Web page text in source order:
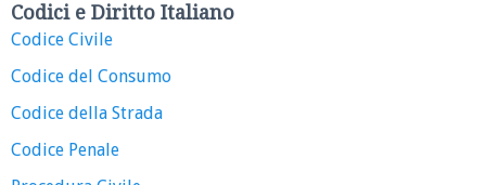
Codici e Diritto Italiano
Codice Civile
Codice del Consumo
Codice della Strada
Codice Penale